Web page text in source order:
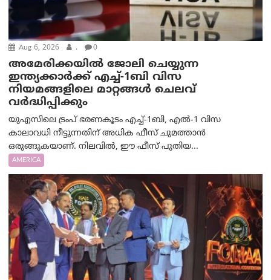
Aug 6, 2026 . 0
അമേരിക്കയില്‍ ജോലി ചെയ്യുന്ന
ഇന്ത്യക്കാർക്ക് എച്ച്-1ബി വിസ
നിയമങ്ങളിലെ മാറ്റങ്ങൾ ചെലവ്
വർദ്ധിപ്പിക്കും
യുഎസിലെ ട്രംപ് ഭരണകൂടം എച്ച്-1ബി, എൽ-1 വിസ
കാലാവധി നീട്ടുന്നതിന് അധിക ഫീസ് ചുമത്താൻ
ഒരുങ്ങുകയാണ്. നിലവിൽ, ഈ ഫീസ് പുതിയ...
AMERICA